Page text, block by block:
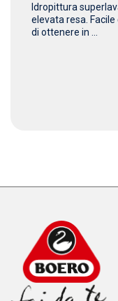
Idropittura
elevata resa.
di ottenere in ...